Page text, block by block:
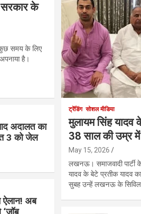
सरकार के
कुछ समय के लिए
है।
अदालत का
3 को जेल
ऐलान! अब
ट्रेंडिंग सोशल मीडिया
मुलायम सिंह यादव
38 साल की उम्र
May 15, 2026
लखनऊ। समाजवादी पार्टी
यादव के बेटे प्रतीक यादव
सुबह उन्हें लखनऊ के सिविल…